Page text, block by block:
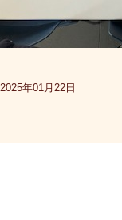
2025年01月22日